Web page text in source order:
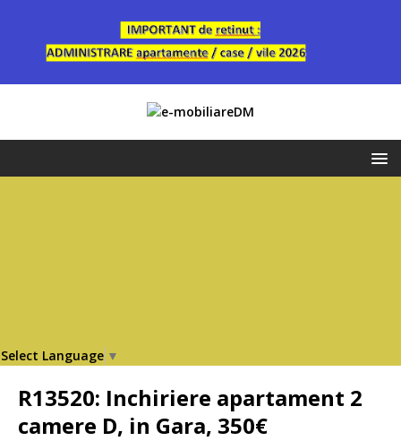
Select Language ▼
R13520: Inchiriere apartament 2
camere D, in Gara, 350€